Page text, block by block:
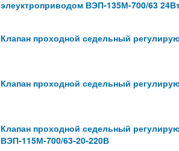
элеуктроприводом ВЭП-135М-700/63
Клапан проходной седельный
Клапан проходной седельный
Клапан проходной седельный
ВЭП-115М-700/63-20-220В